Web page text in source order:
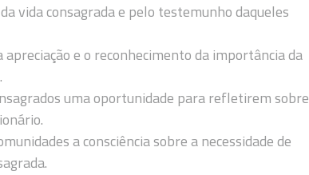
vida consagrada e pelo testemunho daqueles
e o reconhecimento da importância da
uma oportunidade para refletirem sobre
a consciência sobre a necessidade de